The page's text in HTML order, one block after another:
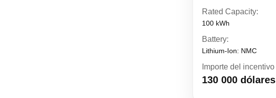
Rated Capacity:
100 kWh
Battery:
Lithium-Ion: NMC
Importe del incentivo
130 000 dólares